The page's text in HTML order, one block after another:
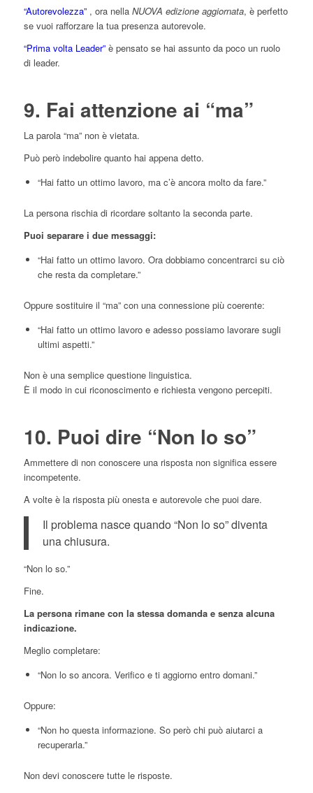
“Autorevolezza” , ora nella NUOVA edizione aggiornata, è perfetto
se vuoi rafforzare la tua presenza autorevole.
“Prima volta Leader” è pensato se hai assunto da poco un ruolo
di leader.
9. Fai attenzione ai “ma”
La parola “ma” non è vietata.
Può però indebolire quanto hai appena detto.
“Hai fatto un ottimo lavoro, ma c’è ancora molto da fare.”
La persona rischia di ricordare soltanto la seconda parte.
Puoi separare i due messaggi:
“Hai fatto un ottimo lavoro. Ora dobbiamo concentrarci su ciò
che resta da completare.”
Oppure sostituire il “ma” con una connessione più coerente:
“Hai fatto un ottimo lavoro e adesso possiamo lavorare sugli
ultimi aspetti.”
Non è una semplice questione linguistica.
È il modo in cui riconoscimento e richiesta vengono percepiti.
10. Puoi dire “Non lo so”
Ammettere di non conoscere una risposta non significa essere
incompetente.
A volte è la risposta più onesta e autorevole che puoi dare.
Il problema nasce quando “Non lo so” diventa
una chiusura.
“Non lo so.”
Fine.
La persona rimane con la stessa domanda e senza alcuna
indicazione.
Meglio completare:
“Non lo so ancora. Verifico e ti aggiorno entro domani.”
Oppure:
“Non ho questa informazione. So però chi può aiutarci a
recuperarla.”
Non devi conoscere tutte le risposte.